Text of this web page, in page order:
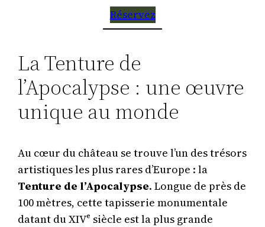
Réservez
La Tenture de
l’Apocalypse : une œuvre
unique au monde
Au cœur du château se trouve l’un des trésors
artistiques les plus rares d’Europe : la
Tenture de l’Apocalypse. Longue de près de
100 mètres, cette tapisserie monumentale
datant du XIVᵉ siècle est la plus grande